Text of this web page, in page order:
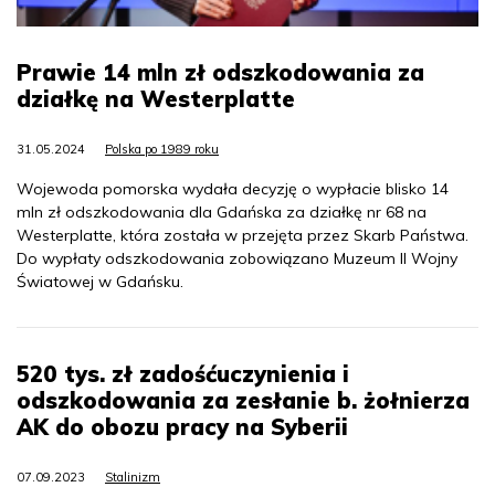
Prawie 14 mln zł odszkodowania za
działkę na Westerplatte
31.05.2024 Polska po 1989 roku
Wojewoda pomorska wydała decyzję o wypłacie blisko 14
mln zł odszkodowania dla Gdańska za działkę nr 68 na
Westerplatte, która została w przejęta przez Skarb Państwa.
Do wypłaty odszkodowania zobowiązano Muzeum II Wojny
Światowej w Gdańsku.
520 tys. zł zadośćuczynienia i
odszkodowania za zesłanie b. żołnierza
AK do obozu pracy na Syberii
07.09.2023 Stalinizm